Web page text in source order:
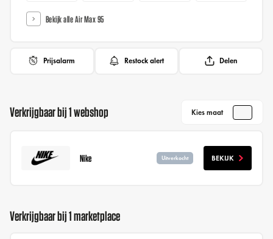
Bekijk alle Air Max 95
Prijsalarm Restock alert Delen
Verkrijgbaar bij 1 webshop Kies maat
Nike Uitverkocht BEKIJK
Verkrijgbaar bij 1 marketplace